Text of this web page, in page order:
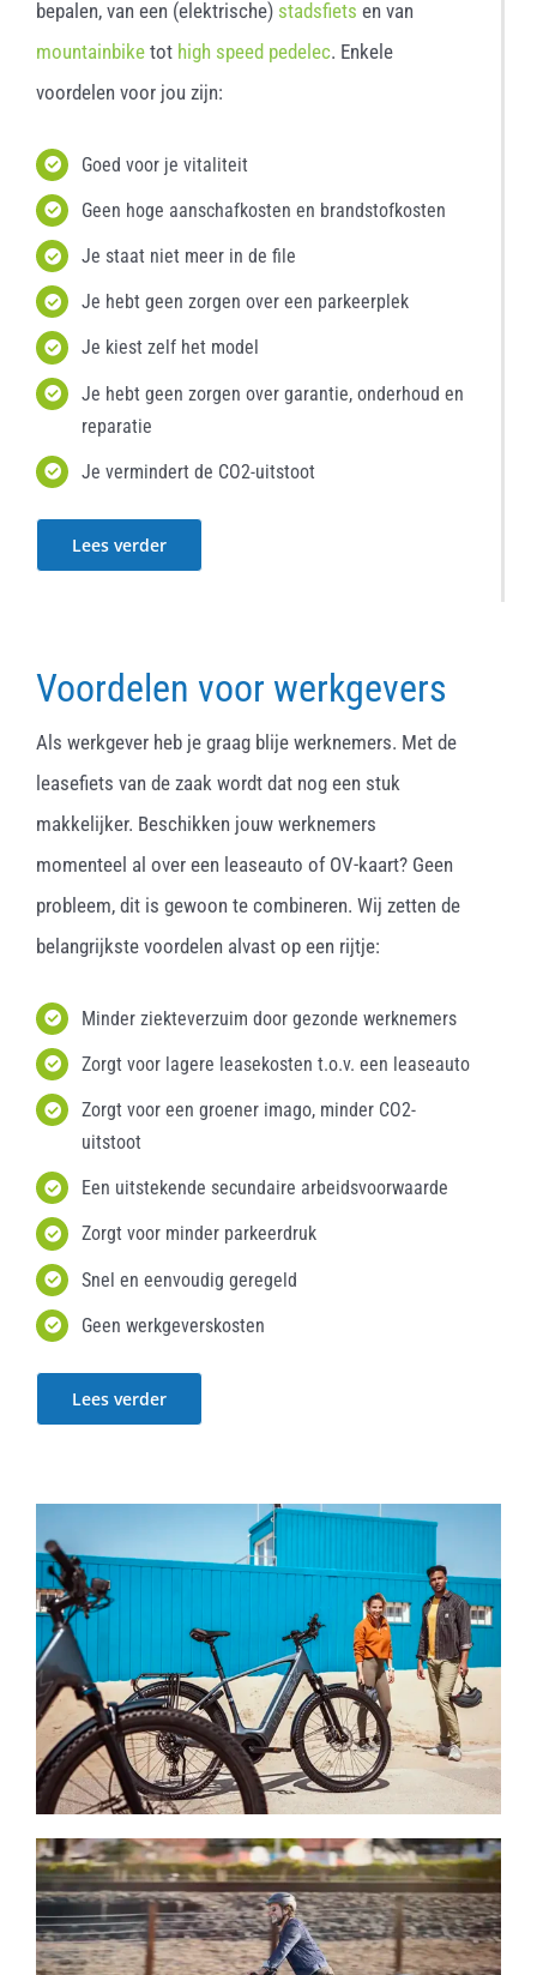
bepalen, van een (elektrische) stadsfiets en van
mountainbiketot high speed pedelec. Enkele
voordelen voor jou zijn:
Goed voor je vitaliteit
Geen hoge aanschafkosten en brandstofkosten
Je staat niet meer in de file
Je hebt geen zorgen over een parkeerplek
Je kiest zelf het model
Je hebt geen zorgen over garantie, onderhoud en
reparatie
Je vermindert de CO2-uitstoot
Lees verder
Voordelen voor werkgevers
Als werkgever heb je graag blije werknemers. Met de
leasefiets van de zaak wordt dat nog een stuk
makkelijker. Beschikken jouw werknemers
momenteel al over een leaseauto of OV-kaart? Geen
probleem, dit is gewoon te combineren. Wij zetten de
belangrijkste voordelen alvast op een rijtje:
Minder ziekteverzuim door gezonde werknemers
Zorgt voor lagere leasekosten t.o.v. een leaseauto
Zorgt voor een groener imago, minder CO2-
uitstoot
Een uitstekende secundaire arbeidsvoorwaarde
Zorgt voor minder parkeerdruk
Snel en eenvoudig geregeld
Geen werkgeverskosten
Lees verder